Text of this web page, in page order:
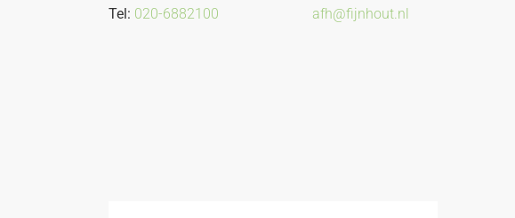
Tel: 020-6882100 afh@fijnhout.nl